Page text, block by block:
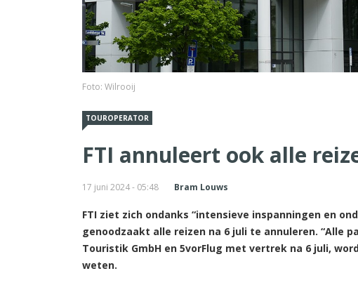
Foto: Wilrooij
TOUROPERATOR
FTI annuleert ook alle
17 juni 2024 - 05:48 Bram Louws
FTI ziet zich ondanks “intensieve inspanningen en
genoodzaakt alle reizen na 6 juli te annuleren. “Alle
Touristik GmbH en 5vorFlug met vertrek na 6 juli,
weten.